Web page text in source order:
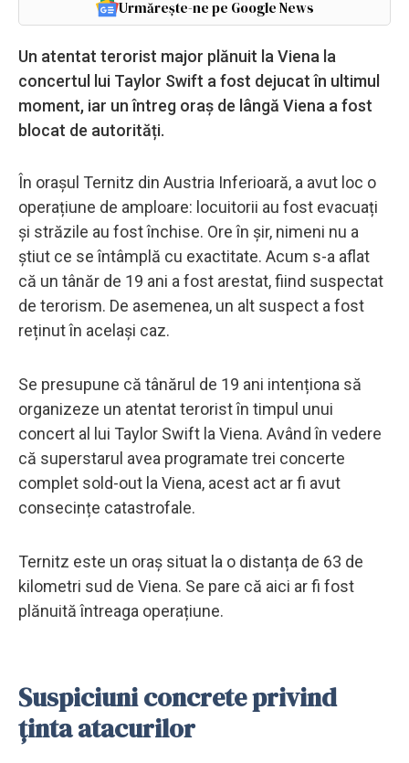
Urmărește-ne pe Google News
Un atentat terorist major plănuit la Viena la
concertul lui Taylor Swift a fost dejucat în ultimul
moment, iar un întreg oraș de lângă Viena a fost
blocat de autorități.
În orașul Ternitz din Austria Inferioară, a avut loc o
operațiune de amploare: locuitorii au fost evacuați
și străzile au fost închise. Ore în șir, nimeni nu a
știut ce se întâmplă cu exactitate. Acum s-a aflat
că un tânăr de 19 ani a fost arestat, fiind suspectat
de terorism. De asemenea, un alt suspect a fost
reținut în același caz.
Se presupune că tânărul de 19 ani intenționa să
organizeze un atentat terorist în timpul unui
concert al lui Taylor Swift la Viena. Având în vedere
că superstarul avea programate trei concerte
complet sold-out la Viena, acest act ar fi avut
consecințe catastrofale.
Ternitz este un oraș situat la o distanța de 63 de
kilometri sud de Viena. Se pare că aici ar fi fost
plănuită întreaga operațiune.
Suspiciuni concrete privind
ținta atacurilor